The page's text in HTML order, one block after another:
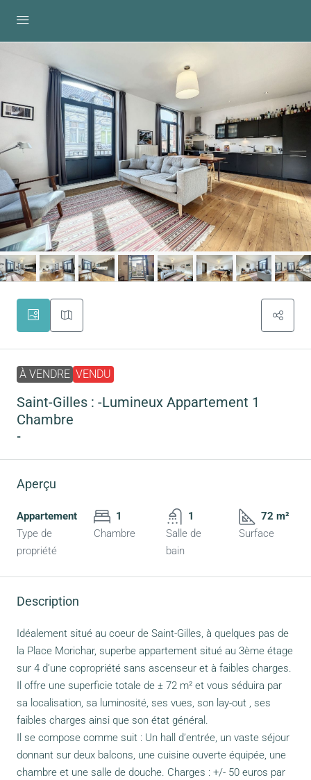
À VENDRE VENDU
Saint-Gilles : -Lumineux Appartement 1
Chambre
-
Aperçu
Appartement
Type de
propriété
1
Chambre
1
Salle de
bain
72 m²
Surface
Description
Idéalement situé au coeur de Saint-Gilles, à quelques pas de
la Place Morichar, superbe appartement situé au 3ème étage
sur 4 d’une copropriété sans ascenseur et à faibles charges.
Il offre une superficie totale de ± 72 m² et vous séduira par
sa localisation, sa luminosité, ses vues, son lay-out , ses
faibles charges ainsi que son état général.
Il se compose comme suit : Un hall d’entrée, un vaste séjour
donnant sur deux balcons, une cuisine ouverte équipée, une
chambre et une salle de douche. Charges : +/- 50 euros par